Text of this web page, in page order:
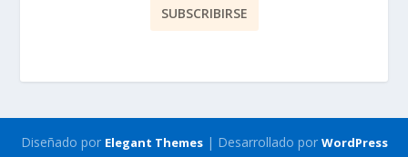
Diseñado por Elegant Themes| Desarrollado por WordPress